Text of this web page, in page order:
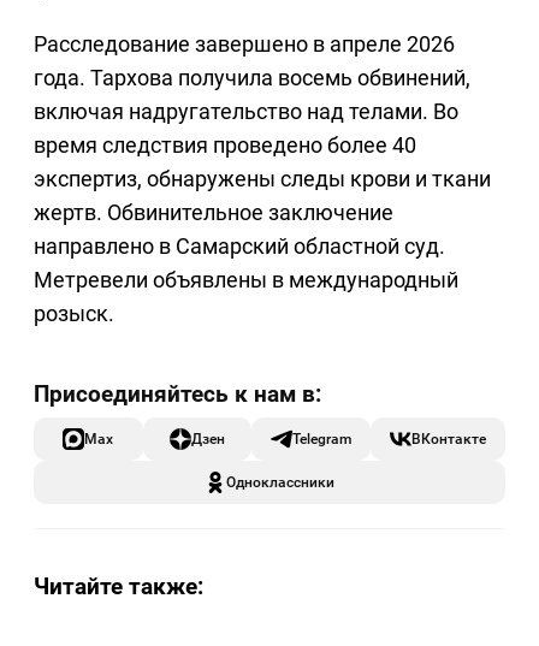
Расследование завершено в апреле 2026
года. Тархова получила восемь обвинений,
включая надругательство над телами. Во
время следствия проведено более 40
экспертиз, обнаружены следы крови и ткани
жертв. Обвинительное заключение
направлено в Самарский областной суд.
Метревели объявлены в международный
розыск.
Max Дзен Telegram ВКонтакте
Одноклассники
Читайте также: